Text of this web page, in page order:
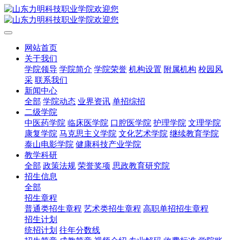
网站首页
关于我们
学院领导 学院简介 学院荣誉 机构设置 附属机构 校园风
采 联系我们
新闻中心
全部 学院动态 业界资讯 单招综招
二级学院
中医药学院 临床医学院 口腔医学院 护理学院 文理学院
康复学院 马克思主义学院 文化艺术学院 继续教育学院
泰山电影学院 健康科技产业学院
教学科研
全部 政策法规 荣誉奖项 思政教育研究院
招生信息
全部
招生章程
普通类招生章程 艺术类招生章程 高职单招招生章程
招生计划
统招计划 往年分数线